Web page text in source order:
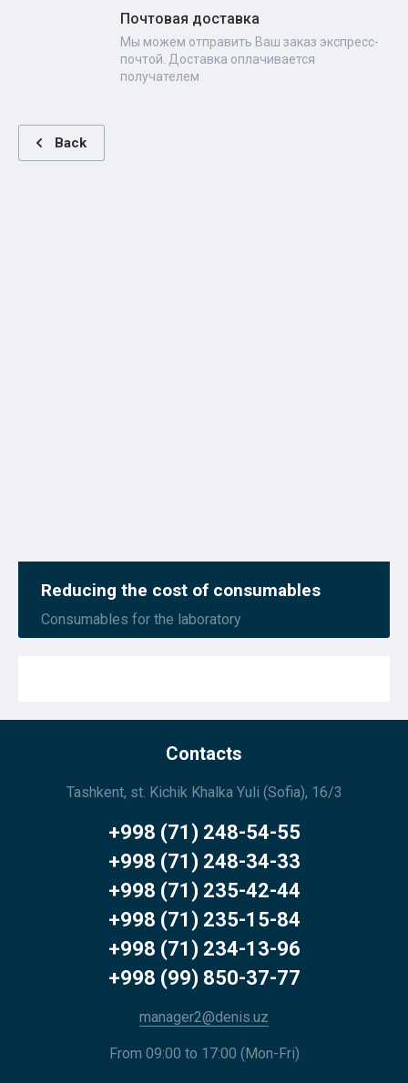
Reducing the cost of consumables
Consumables for the laboratory
Почтовая доставка
Мы можем отправить Ваш заказ экспресс-
почтой. Доставка оплачивается
получателем
Back
Contacts
Tashkent, st. Kichik Khalka Yuli (Sofia), 16/3
+998 (71) 248-54-55
+998 (71) 248-34-33
+998 (71) 235-42-44
+998 (71) 235-15-84
+998 (71) 234-13-96
+998 (99) 850-37-77
manager2@denis.uz
From 09:00 to 17:00 (Mon-Fri)